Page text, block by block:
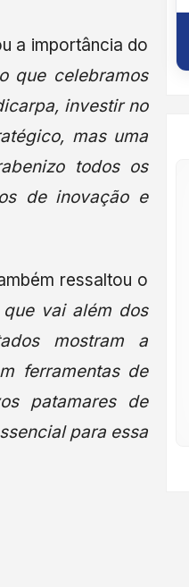
a importância do
que celebramos
investir no
mas uma
todos os
de inovação e
ressaltou o
vai além dos
mostram a
ferramentas de
patamares de
para essa